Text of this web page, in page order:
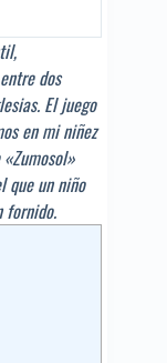
dos
El juego
en mi niñez
que un niño
fornido.